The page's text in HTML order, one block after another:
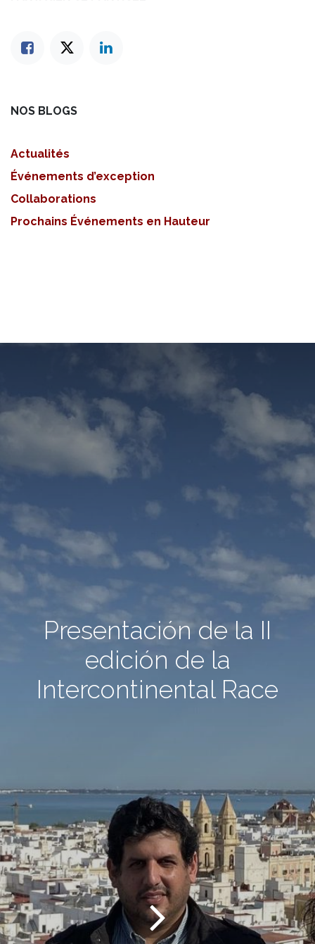
NOS BLOGS
Actualités
Événements d’exception
Collaborations
Prochains Événements en Hauteur
Presentación de la II
edición de la
Intercontinental Race